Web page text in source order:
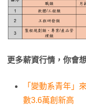
更多薪資行情，你會
「變動系青年」
數3.6萬創新高